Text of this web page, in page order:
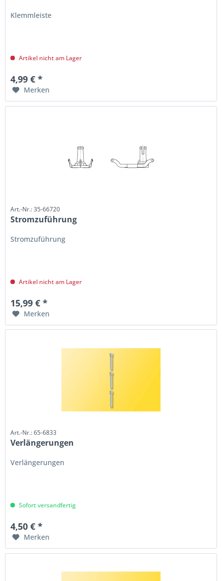
Klemmleiste
Artikel nicht am Lager
4,99 € *
Merken
Art.-Nr.: 35-66720
Stromzuführung
Stromzuführung
Artikel nicht am Lager
15,99 € *
Merken
Art.-Nr.: 65-6833
Verlängerungen
Verlängerungen
Sofort versandfertig
4,50 € *
Merken